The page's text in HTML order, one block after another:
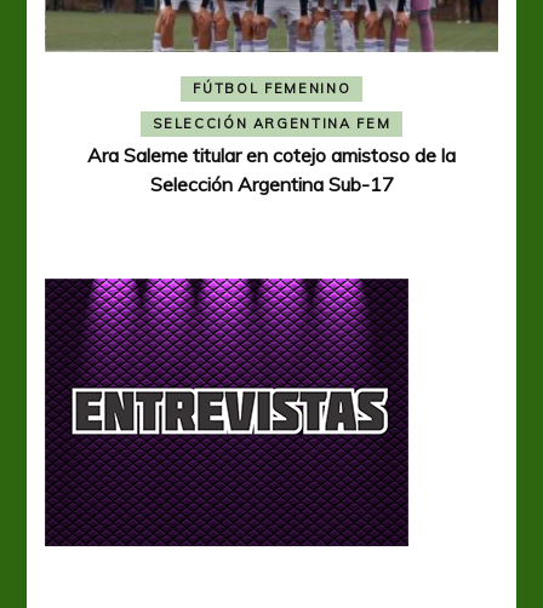
FÚTBOL FEMENINO
SELECCIÓN ARGENTINA FEM
Ara Saleme titular en cotejo amistoso de la
Selección Argentina Sub-17